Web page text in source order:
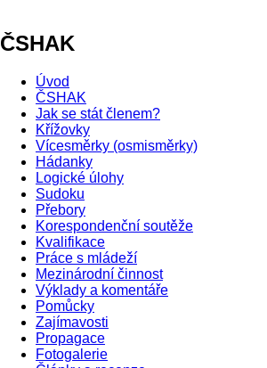
ČSHAK
Úvod
ČSHAK
Jak se stát členem?
Křížovky
Vícesměrky (osmisměrky)
Hádanky
Logické úlohy
Sudoku
Přebory
Korespondenční soutěže
Kvalifikace
Práce s mládeží
Mezinárodní činnost
Výklady a komentáře
Pomůcky
Zajímavosti
Propagace
Fotogalerie